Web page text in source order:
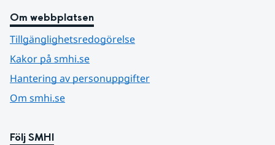
Om webbplatsen
Tillgänglighetsredogörelse
Kakor på smhi.se
Hantering av personuppgifter
Om smhi.se
Följ SMHI